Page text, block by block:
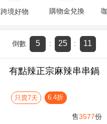
跨境好物 購物金兌換
倒數 5 : 25 : 10
有點辣正宗麻辣串串鍋
只賣7天 6.4折
售3577份